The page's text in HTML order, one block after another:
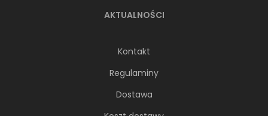
AKTUALNOŚCI
Kontakt
Regulaminy
Dostawa